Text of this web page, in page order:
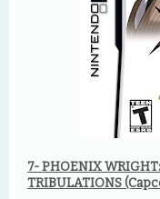
7- PHOENIX
TRIBULATIONS